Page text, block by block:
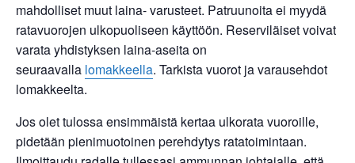
mahdolliset muut laina- varusteet. Patruunoita ei myydä
ratavuorojen ulkopuoliseen käyttöön. Reserviläiset voivat
varata yhdistyksen laina-aseita on
seuraavalla lomakkeella. Tarkista vuorot ja varausehdot
lomakkeelta.
Jos olet tulossa ensimmäistä kertaa ulkorata vuoroille,
pidetään pienimuotoinen perehdytys ratatoimintaan.